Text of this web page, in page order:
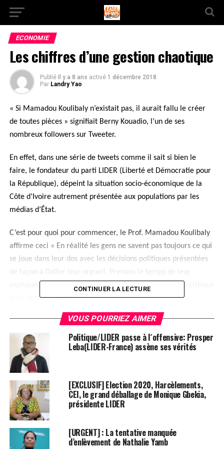
ECONOMIE
Les chiffres d’une gestion chaotique
Publié Il y a 8 ans activé 1 décembre 2018
Par Landry Yao
« Si Mamadou Koulibaly n’existait pas, il aurait fallu le créer
de toutes pièces » signifiait Berny Kouadio, l’un de ses
nombreux followers sur Tweeter.
En effet, dans une série de tweets comme il sait si bien le
faire, le fondateur du parti LIDER (Liberté et Démocratie pour
la République), dépeint la situation socio-économique de la
Côte d’Ivoire autrement présentée aux populations par les
médias d’État.
C’est pour quoi pour commencer, le Prof. Mamadou Koulibaly
affirme ceci « En réalité les gens ne savent pas toujours ce qui
se joue dans leur dos avec les décisions politiques présentées
expliquer, d’en parler avec eux, jusqu’à avoir une taille critique
pour le changement. »
Parlant de la dette, l’ex ministre du budget adopte une
méthode d’approbation ironique face aux arguties avancées
par le gouvernement à chaque fois que l’on soulève la
problématique de la dette.
« La dette n’est pas un problème pour la Côte d’Ivoire Ok.
déficit du budget de la Côte d’Ivoire est dans les
« Normes ».Ok.
La dette est le stock des déficits passés. Ok.
Pourquoi Macron refuse-t-il de prêter à Ouattara 20 milliards
de Fcfa pour le bouclage du déficit de 2018?Soupçons de
CONTINUER LA LECTURE
VOUS POURRIEZ AIMER
Politique/LIDER passe à l´offensive: Prosper
Leba(LIDER-France) assène ses vérités
[EXCLUSIF] Election 2020, Harcèlements,
CEI, le grand déballage de Monique Gbekia,
présidente LIDER
[URGENT] : La tentative manquée
d’enlèvement de Nathalie Yamb